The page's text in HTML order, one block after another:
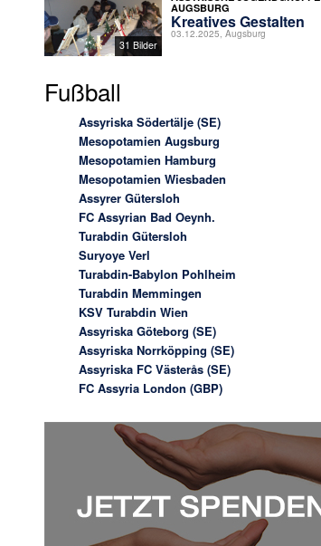
31 Bilder
AUGSBURG
Kreatives Gestalten
03.12.2025, Augsburg
Fußball
Assyriska Södertälje (SE)
Mesopotamien Augsburg
Mesopotamien Hamburg
Mesopotamien Wiesbaden
Assyrer Gütersloh
FC Assyrian Bad Oeynh.
Turabdin Gütersloh
Suryoye Verl
Turabdin-Babylon Pohlheim
Turabdin Memmingen
KSV Turabdin Wien
Assyriska Göteborg (SE)
Assyriska Norrköpping (SE)
Assyriska FC Västerås (SE)
FC Assyria London (GBP)